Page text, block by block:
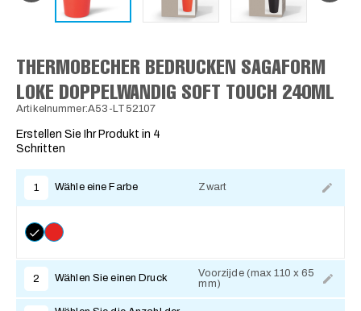
THERMOBECHER BEDRUCKEN SAGAFORM
LOKE DOPPELWANDIG SOFT TOUCH 240ML
Artikelnummer:A53-LT52107
Erstellen Sie Ihr Produkt in 4
Schritten
1 Wähle eine Farbe Zwart
2 Wählen Sie einen Druck
Voorzijde (max 110 x 65
mm)